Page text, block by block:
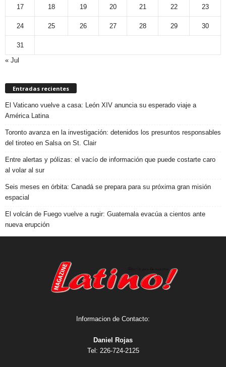
17 18 19 20 21 22 23
24 25 26 27 28 29 30
31
« Jul
Entradas recientes
El Vaticano vuelve a casa: León XIV anuncia su esperado viaje a
América Latina
Toronto avanza en la investigación: detenidos los presuntos responsables
del tiroteo en Salsa on St. Clair
Entre alertas y pólizas: el vacío de información que puede costarte caro
al volar al sur
Seis meses en órbita: Canadá se prepara para su próxima gran misión
espacial
El volcán de Fuego vuelve a rugir: Guatemala evacúa a cientos ante
nueva erupción
Informacion de Contacto:
Daniel Rojas
Tel: 226-724-2125